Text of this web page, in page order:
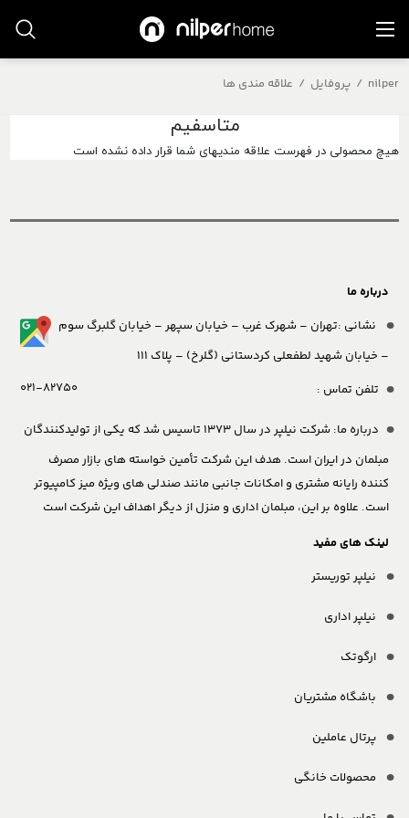
nilper
/ پروفایل / علاقه مندی ها
متاسفیم
هیچ محصولی در فهرست علاقه مندیهای شما قرار داده نشده است
درباره ما
نشانی :تهران – شهرک غرب – خیابان سپهر – خیابان گلبرگ سوم
– خیابان شهید لطفعلی کردستانی (گلرخ) – پلاک 111
تلفن تماس :
021-82750
درباره ما:
شرکت نیلپر در سال 1373 تاسیس شد که یکی از تولیدکنندگان
مبلمان در ایران است. هدف این شرکت تأمین خواسته های بازار مصرف
کننده رایانه مشتری و امکانات جانبی مانند صندلی های ویژه میز کامپیوتر
است. علاوه بر این، مبلمان اداری و منزل از دیگر اهداف این شرکت است
لینک های مفید
نیلپر توریستر
نیلپر اداری
ارگوتک
باشگاه مشتریان
پرتال عاملین
محصولات خانگی